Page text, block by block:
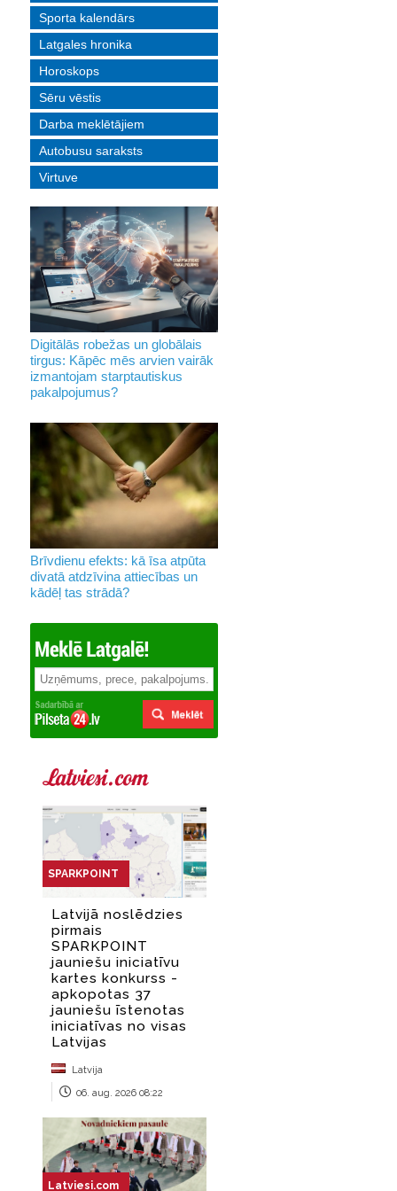
Sporta kalendārs
Latgales hronika
Horoskops
Sēru vēstis
Darba meklētājiem
Autobusu saraksts
Virtuve
Digitālās robežas un globālais
tirgus: Kāpēc mēs arvien vairāk
izmantojam starptautiskus
pakalpojumus?
Brīvdienu efekts: kā īsa atpūta
divatā atdzīvina attiecības un
kādēļ tas strādā?